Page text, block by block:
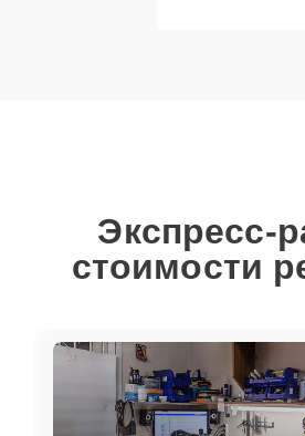
Экспресс-
стоимости